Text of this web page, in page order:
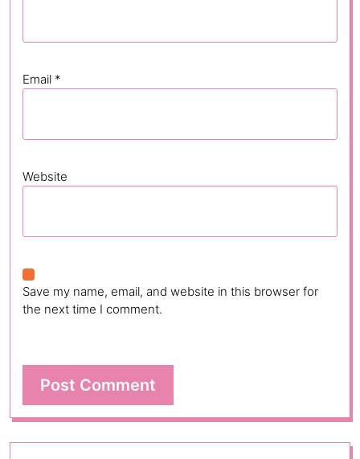
Email *
Website
Save my name, email, and website in this browser for
the next time I comment.